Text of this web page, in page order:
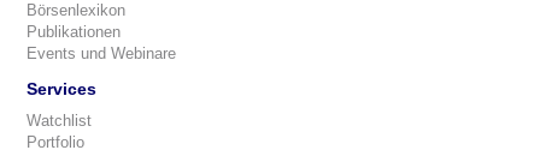
Börsenlexikon
Publikationen
Events und Webinare
Services
Watchlist
Portfolio